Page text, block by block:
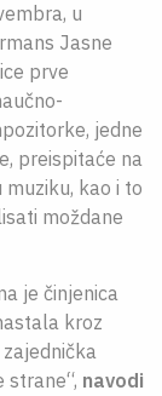
u
Jasne
prve
jedne
preispitaće na
kao i to
moždane
je činjenica
kroz
navodi